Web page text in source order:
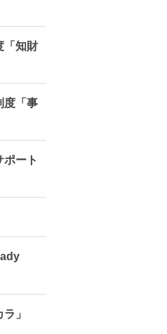
「知財
度「事
ポート
」